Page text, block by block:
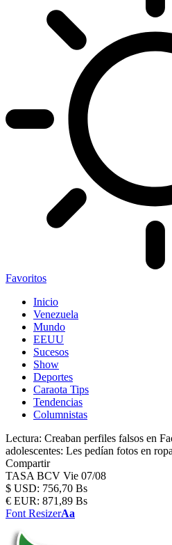
Favoritos
Inicio
Venezuela
Mundo
EEUU
Sucesos
Show
Deportes
Caraota Tips
Tendencias
Columnistas
Lectura: Creaban perfiles falsos en
adolescentes: Les pedían fotos en
Compartir
TASA BCV Vie 07/08
$ USD: 756,70 Bs
€ EUR: 871,89 Bs
Font ResizerAa